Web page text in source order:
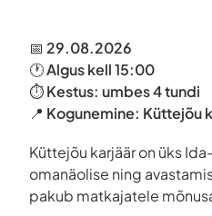
📅 29.08.2026
🕐Algus kell 15:00
⏱Kestus: umbes 4 tundi
📍 Kogunemine: Küttejõu
Küttejõu karjäär on üks
omanäolise ning
pakub matkajatele